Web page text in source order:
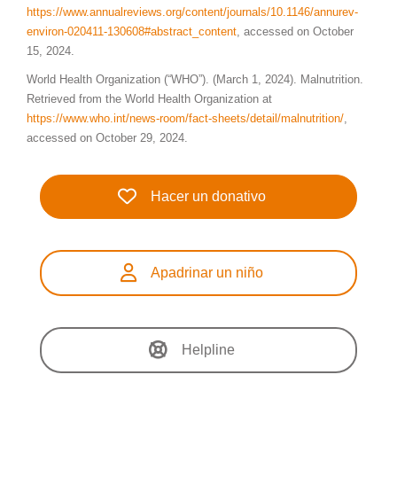
https://www.annualreviews.org/content/journals/10.1146/annurev-
environ-020411-130608#abstract_content , accessed on October
15, 2024.
World Health Organization (“WHO”). (March 1, 2024). Malnutrition.
Retrieved from the World Health Organization at
https://www.who.int/news-room/fact-sheets/detail/malnutrition/
accessed on October 29, 2024.
Hacer un donativo
Apadrinar un niño
Helpline